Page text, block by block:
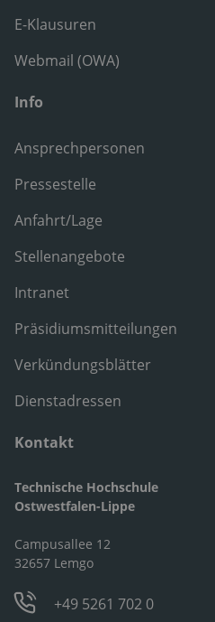
E-Klausuren
Webmail (OWA)
Info
Ansprechpersonen
Pressestelle
Anfahrt/Lage
Stellenangebote
Intranet
Präsidiumsmitteilungen
Verkündungsblätter
Dienstadressen
Kontakt
Technische Hochschule
Ostwestfalen-Lippe
Campusallee 12
32657 Lemgo
+49 5261 702 0